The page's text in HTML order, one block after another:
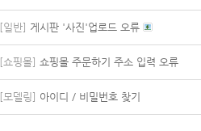
[일반] 게시판 '사진'업로드 오류
[쇼핑몰] 쇼핑몰 주문하기 주소 입력 오류
[모델링] 아이디 / 비밀번호 찾기